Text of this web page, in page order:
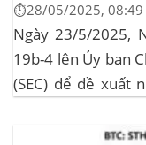
⏱️28/05/2025, 08:49
Ngày 23/5/2025,
19b-4 lên Ủy ban
(SEC) để đề xuất
trình xem xét